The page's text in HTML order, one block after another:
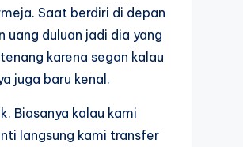
Saat berdiri di depan
uang duluan jadi dia yang
karena segan kalau
juga baru kenal.
Biasanya kalau kami
langsung kami transfer